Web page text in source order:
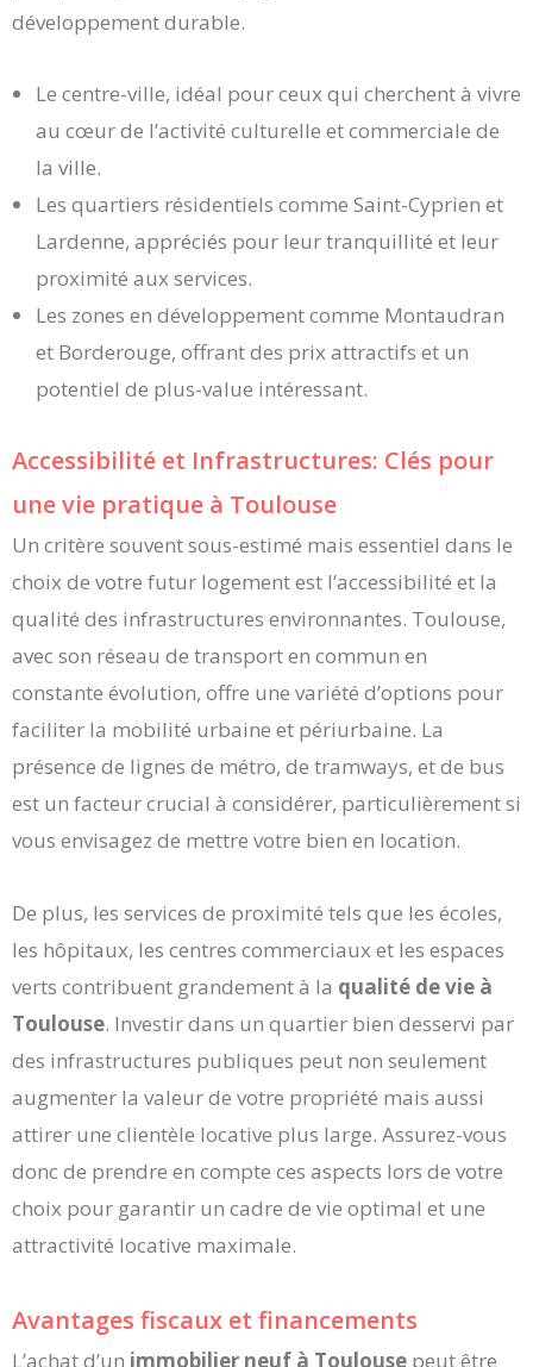
développement durable.
Le centre-ville, idéal pour ceux qui cherchent à vivre
au cœur de l’activité culturelle et commerciale de
la ville.
Les quartiers résidentiels comme Saint-Cyprien et
Lardenne, appréciés pour leur tranquillité et leur
proximité aux services.
Les zones en développement comme Montaudran
et Borderouge, offrant des prix attractifs et un
potentiel de plus-value intéressant.
Accessibilité et Infrastructures: Clés pour
une vie pratique à Toulouse
Un critère souvent sous-estimé mais essentiel dans le
choix de votre futur logement est l’accessibilité et la
qualité des infrastructures environnantes. Toulouse,
avec son réseau de transport en commun en
constante évolution, offre une variété d’options pour
faciliter la mobilité urbaine et périurbaine. La
présence de lignes de métro, de tramways, et de bus
est un facteur crucial à considérer, particulièrement si
vous envisagez de mettre votre bien en location.
De plus, les services de proximité tels que les écoles,
les hôpitaux, les centres commerciaux et les espaces
verts contribuent grandement à la qualité de vie à
Toulouse. Investir dans un quartier bien desservi par
des infrastructures publiques peut non seulement
augmenter la valeur de votre propriété mais aussi
attirer une clientèle locative plus large. Assurez-vous
donc de prendre en compte ces aspects lors de votre
choix pour garantir un cadre de vie optimal et une
attractivité locative maximale.
Avantages fiscaux et financements
L’achat d’un immobilier neuf à Toulouse peut être